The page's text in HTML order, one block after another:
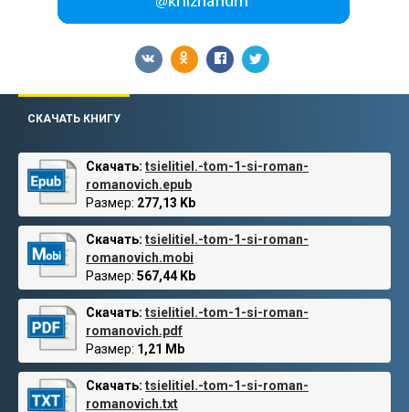
СКАЧАТЬ КНИГУ
Скачать: tsielitiel.-tom-1-si-roman-
romanovich.epub
Размер: 277,13 Kb
Скачать: tsielitiel.-tom-1-si-roman-
romanovich.mobi
Размер: 567,44 Kb
Скачать: tsielitiel.-tom-1-si-roman-
romanovich.pdf
Размер: 1,21 Mb
Скачать: tsielitiel.-tom-1-si-roman-
romanovich.txt